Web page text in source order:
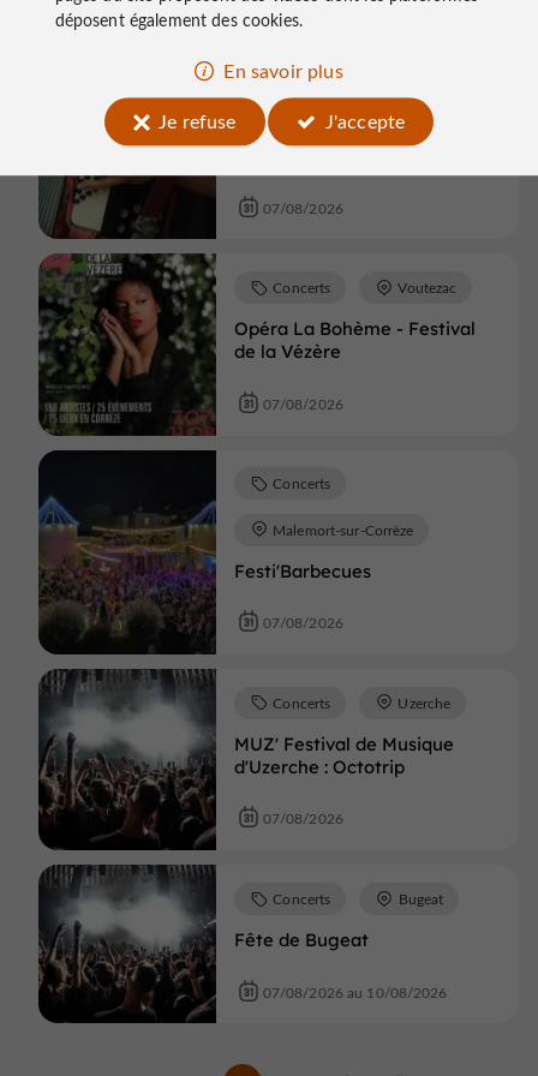
07/08/2026
Les vendredis du kiosque:
07/08/2026
Opéra La Bohème - Festival
de la Vézère
Concerts Voutezac
07/08/2026
Festi'Barbecues
Concerts
Malemort-sur-Corrèze
07/08/2026
MUZ' Festival de Musique
d'Uzerche : Octotrip
Concerts Uzerche
07/08/2026
Fête de Bugeat
Concerts Bugeat
07/08/2026 au 10/08/2026
déposent également des cookies.
En savoir plus
Je refuse
J'accepte